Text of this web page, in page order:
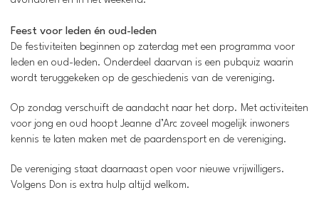
Feest voor leden én oud-leden
De festiviteiten beginnen op zaterdag met een programma voor
leden en oud-leden. Onderdeel daarvan is een pubquiz waarin
wordt teruggekeken op de geschiedenis van de vereniging.
Op zondag verschuift de aandacht naar het dorp. Met activiteiten
voor jong en oud hoopt Jeanne d’Arc zoveel mogelijk inwoners
kennis te laten maken met de paardensport en de vereniging.
De vereniging staat daarnaast open voor nieuwe vrijwilligers.
Volgens Don is extra hulp altijd welkom.